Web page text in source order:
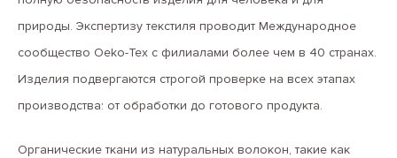
природы. Экспертизу текстиля проводит Международное
сообщество Oeko-Tex с филиалами более чем в 40 странах.
Изделия подвергаются строгой проверке на всех этапах
производства: от обработки до готового продукта.
Органические ткани из натуральных волокон, такие как